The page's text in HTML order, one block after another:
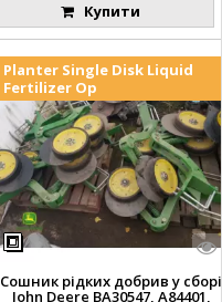
Купити
Planter Single Disk Liquid
Fertilizer Op
Сошник рідких добрив у сборі
John Deere BA30547, A84401,